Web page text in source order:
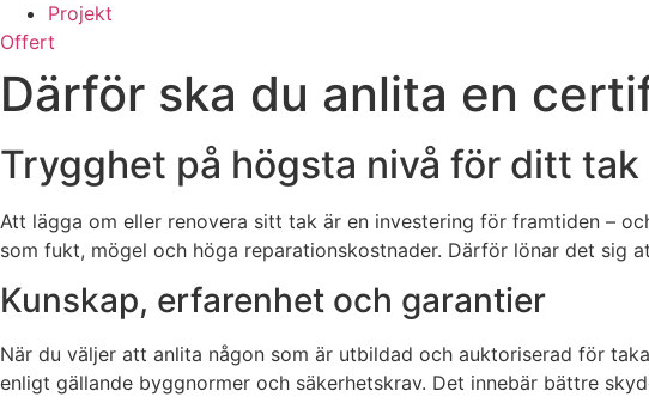
Projekt
Offert
Därför ska du anlita en
Trygghet på högsta nivå för ditt tak
Att lägga om eller renovera sitt tak är en investering för framtiden –
som fukt, mögel och höga reparationskostnader. Därför lönar det sig
Kunskap, erfarenhet och garantier
När du väljer att anlita någon som är utbildad och auktoriserad för
enligt gällande byggnormer och säkerhetskrav. Det innebär bättre